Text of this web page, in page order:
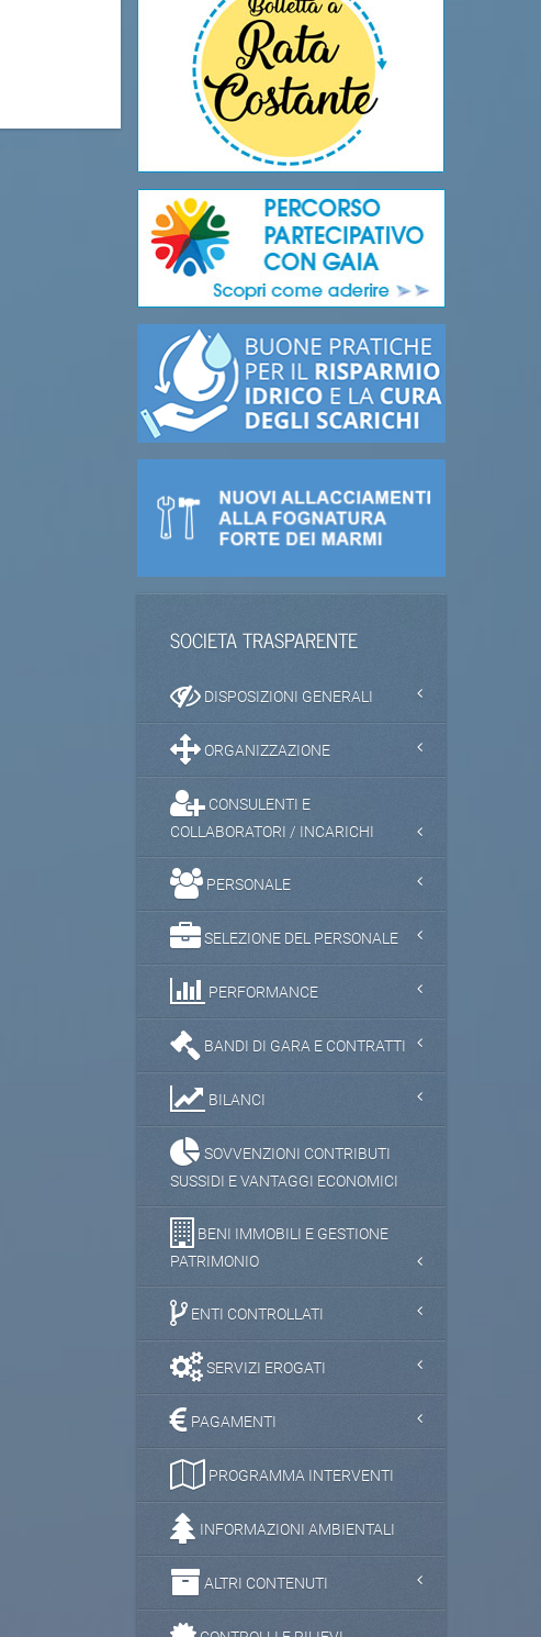
SOCIETA TRASPARENTE
DISPOSIZIONI GENERALI
ORGANIZZAZIONE
CONSULENTI E
COLLABORATORI / INCARICHI
PERSONALE
SELEZIONE DEL PERSONALE
PERFORMANCE
BANDI DI GARA E CONTRATTI
BILANCI
SOVVENZIONI CONTRIBUTI
SUSSIDI E VANTAGGI ECONOMICI
BENI IMMOBILI E GESTIONE
PATRIMONIO
ENTI CONTROLLATI
SERVIZI EROGATI
PAGAMENTI
PROGRAMMA INTERVENTI
INFORMAZIONI AMBIENTALI
ALTRI CONTENUTI